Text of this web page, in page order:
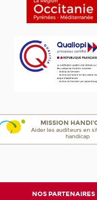
MISSION
Aider les auditeurs en
handicap
NOS PARTENAIRES